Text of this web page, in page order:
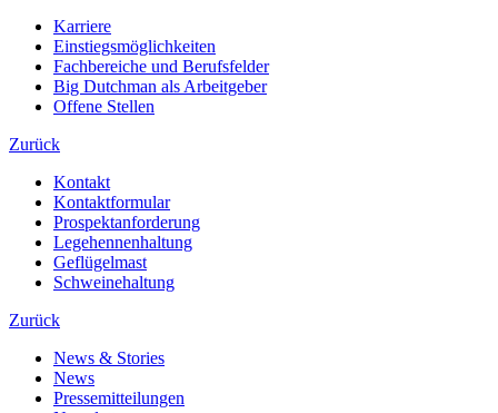
Karriere
Einstiegsmöglichkeiten
Fachbereiche und Berufsfelder
Big Dutchman als Arbeitgeber
Offene Stellen
Zurück
Kontakt
Kontaktformular
Prospektanforderung
Legehennenhaltung
Geflügelmast
Schweinehaltung
Zurück
News & Stories
News
Pressemitteilungen